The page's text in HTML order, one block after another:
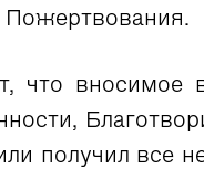
Пожертвования.
что
получил все